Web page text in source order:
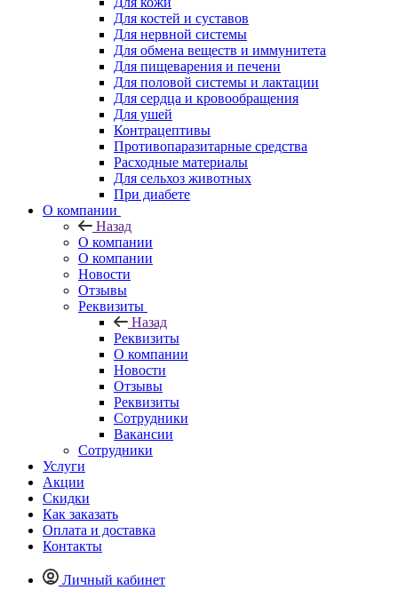
Для костей и суставов
Для нервной системы
Для обмена веществ и иммунитета
Для пищеварения и печени
Для половой системы и лактации
Для сердца и кровообращения
Для ушей
Контрацептивы
Противопаразитарные средства
Расходные материалы
Для сельхоз животных
При диабете
О компании
Назад
О компании
О компании
Новости
Отзывы
Реквизиты
Назад
Реквизиты
О компании
Новости
Отзывы
Реквизиты
Сотрудники
Вакансии
Сотрудники
Услуги
Акции
Скидки
Как заказать
Оплата и доставка
Контакты
Личный кабинет